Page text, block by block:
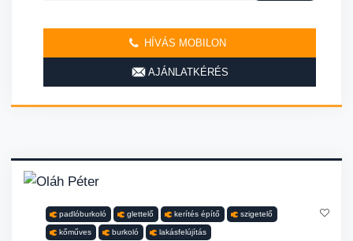
HÍVÁS MOBILON
AJÁNLATKÉRÉS
padlóburkoló glettelő kerítés építő szigetelő
kőműves burkoló lakásfelújítás